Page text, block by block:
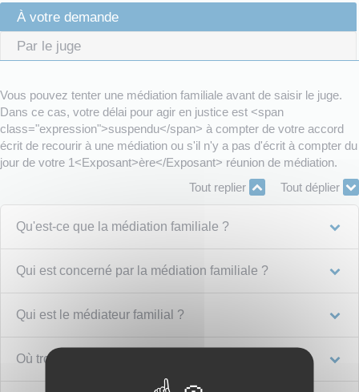
À votre demande
Par le juge
Vous pouvez tenter une médiation familiale avant de saisir le juge.
Dans ce cas, votre délai pour agir en justice est <span
class="expression">suspendu</span> à compter de votre accord
écrit de recourir à une médiation ou s'il n'y a pas d'écrit à compter du
jour de votre 1<Exposant>ère</Exposant> réunion de médiation.
Tout replier
Tout déplier
Qu'est-ce que la médiation familiale ?
Qui est concerné par la médiation familiale ?
Qui est le médiateur familial ?
Où trouver un médiateur familial ?